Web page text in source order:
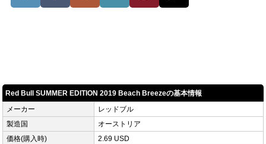
Red Bull SUMMER EDITION 2019 Beach Breezeの基本情報
メーカー
レッドブル
製造国
オーストリア
価格(購入時)
2.69 USD